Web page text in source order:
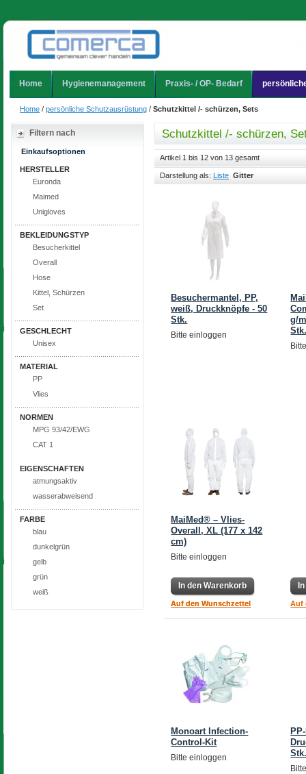
Home Hygienemanagement Praxis- / OP- Bedarf
Home /persönliche Schutzausrüstung /Schutzkittel /- schürzen, Sets
Schutzkittel /- schürzen,
Artikel 1 bis 12 von 13 gesamt
Darstellung als: Liste Gitter
Besuchermantel, PP,
weiß, Druckknöpfe - 50
Stk.
Bitte einloggen
In den Warenkorb
Auf den Wunschzettel
g/
Auf
MaiMed® – Vlies-
Overall, XL (177 x 142
cm)
Bitte einloggen
In den Warenkorb
Auf den Wunschzettel
Monoart Infection-
Control-Kit
Bitte einloggen
Filtern nach
Einkaufsoptionen
HERSTELLER
Euronda
Maimed
Unigloves
BEKLEIDUNGSTYP
Besucherkittel
Overall
Hose
Kittel, Schürzen
Set
GESCHLECHT
Unisex
MATERIAL
PP
Vlies
NORMEN
MPG 93/42/EWG
CAT 1
EIGENSCHAFTEN
atmungsaktiv
wasserabweisend
FARBE
blau
dunkelgrün
gelb
grün
weiß